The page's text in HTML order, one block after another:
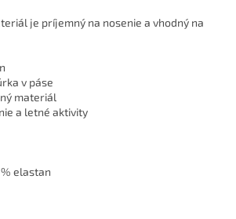
je príjemný na nosenie a vhodný na
v páse
materiál
a letné aktivity
elastan